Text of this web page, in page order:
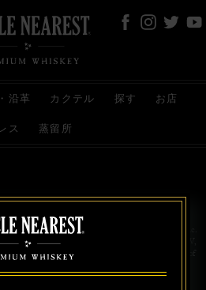
沿革 カクテル 探す お店
ス 蒸留所
店 規約と条件
プライバシー
and independently owned by Uncle Nearest, Inc.
MAKER THE WORLD NEVER KNEW,
and DRINK HONORABLY are trademarks of